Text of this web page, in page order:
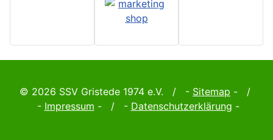
© 2026 SSV Gristede 1974 e.V. / - Sitemap - /
- Impressum - / - Datenschutzerklärung -